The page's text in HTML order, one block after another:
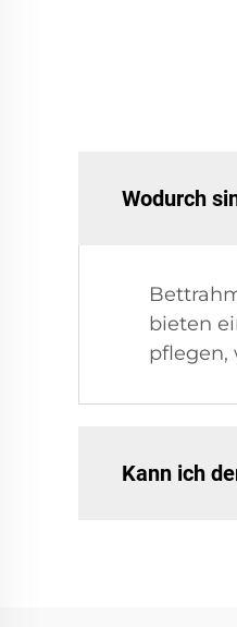
Wodurch
bieten
pflegen,
Kann ich